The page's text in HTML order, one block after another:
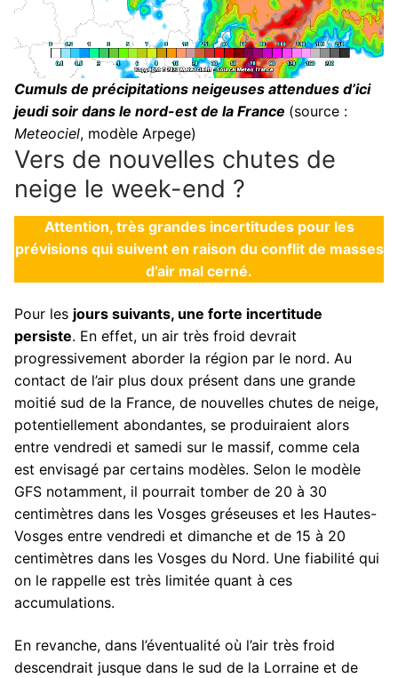
Cumuls de précipitations neigeuses attendues d’ici
jeudi soir dans le nord-est de la France (source :
Meteociel, modèle Arpege)
Vers de nouvelles chutes de
neige le week-end ?
Attention, très grandes incertitudes pour les
prévisions qui suivent en raison du conflit de masses
d’air mal cerné.
Pour les jours suivants, une forte incertitude
persiste. En effet, un air très froid devrait
progressivement aborder la région par le nord. Au
contact de l’air plus doux présent dans une grande
moitié sud de la France, de nouvelles chutes de neige,
potentiellement abondantes, se produiraient alors
entre vendredi et samedi sur le massif, comme cela
est envisagé par certains modèles. Selon le modèle
GFS notamment, il pourrait tomber de 20 à 30
centimètres dans les Vosges gréseuses et les Hautes-
Vosges entre vendredi et dimanche et de 15 à 20
centimètres dans les Vosges du Nord. Une fiabilité qui
on le rappelle est très limitée quant à ces
accumulations.
En revanche, dans l’éventualité où l’air très froid
descendrait jusque dans le sud de la Lorraine et de